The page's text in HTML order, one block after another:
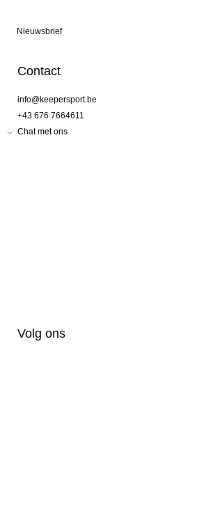
Nieuwsbrief
Contact
info@keepersport.be
+43 676 7664611
Chat met ons
Volg ons